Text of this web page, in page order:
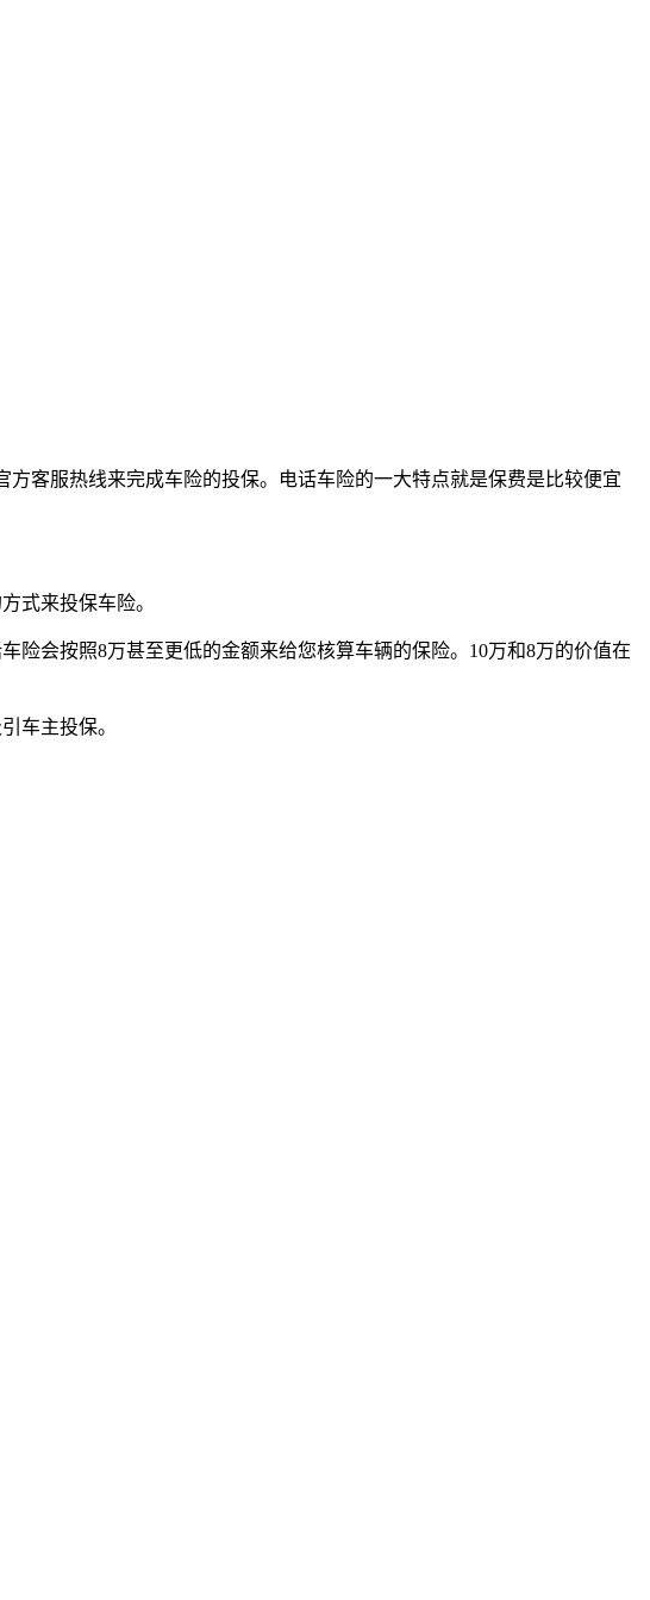
客服热线来完成车险的投保。电话车险的一大特点就是保费是比较便宜
式来投保车险。
险会按照8万甚至更低的金额来给您核算车辆的保险。10万和8万的价值在
车主投保。